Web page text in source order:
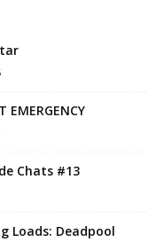
Chats #13
Loads: Deadpool